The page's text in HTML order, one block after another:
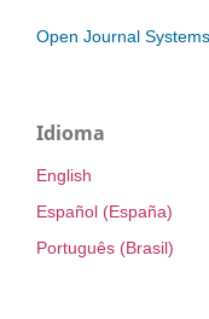
Open Journal Systems
Idioma
English
Español (España)
Português (Brasil)